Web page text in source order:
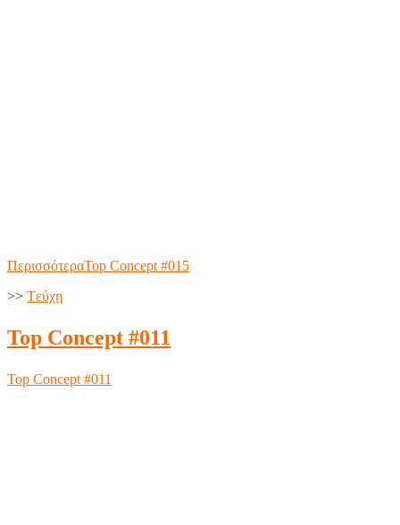
ΠερισσότεραTop Concept #015
>> Tεύχη
Top Concept #011
Top Concept #011